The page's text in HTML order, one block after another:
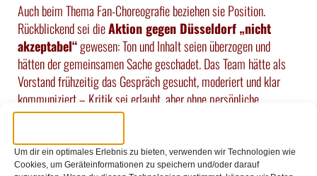
Um dir ein optimales Erlebnis zu bieten, verwenden wir Technologien wie
Cookies, um Geräteinformationen zu speichern und/oder darauf
Auch beim Thema Fan-Choreografie beziehen sie Position.
Rückblickend sei dieAktion gegen Düsseldorf „nicht
akzeptabel“gewesen: Ton und Inhalt seien überzogen und
hätten der gemeinsamen Sache geschadet. Das Team hätte als
Vorstand frühzeitig das Gespräch gesucht, moderiert und klar
kommuniziert – Kritik sei erlaubt, aber ohne persönliche
Grenzüberschreitungen.
Beim Thema Ultras und Pyrotechnik setzt das Team auf Dialog.
Ultras seien ein fester Bestandteil der FC-Fankultur.